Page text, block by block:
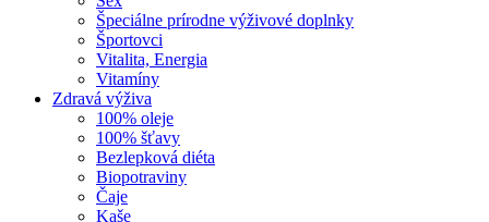
Špeciálne prírodne výživové doplnky
Športovci
Vitalita, Energia
Vitamíny
Zdravá výživa
100% oleje
100% šťavy
Bezlepková diéta
Biopotraviny
Čaje
Kaše